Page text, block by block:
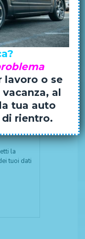
che
la
tuoi dati
lavoro o se
al
tua auto
rientro.